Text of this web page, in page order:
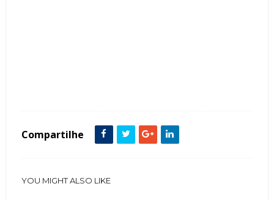
Compartilhe
YOU MIGHT ALSO LIKE